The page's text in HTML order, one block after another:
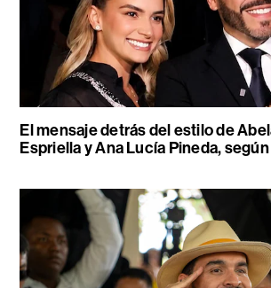
El mensaje detrás del estilo de
Espriella y Ana Lucía Pineda,